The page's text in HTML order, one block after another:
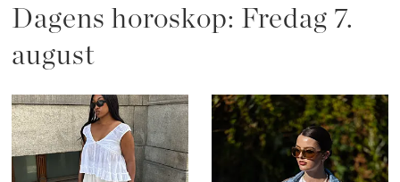
Dagens horoskop: Fredag 7.
august